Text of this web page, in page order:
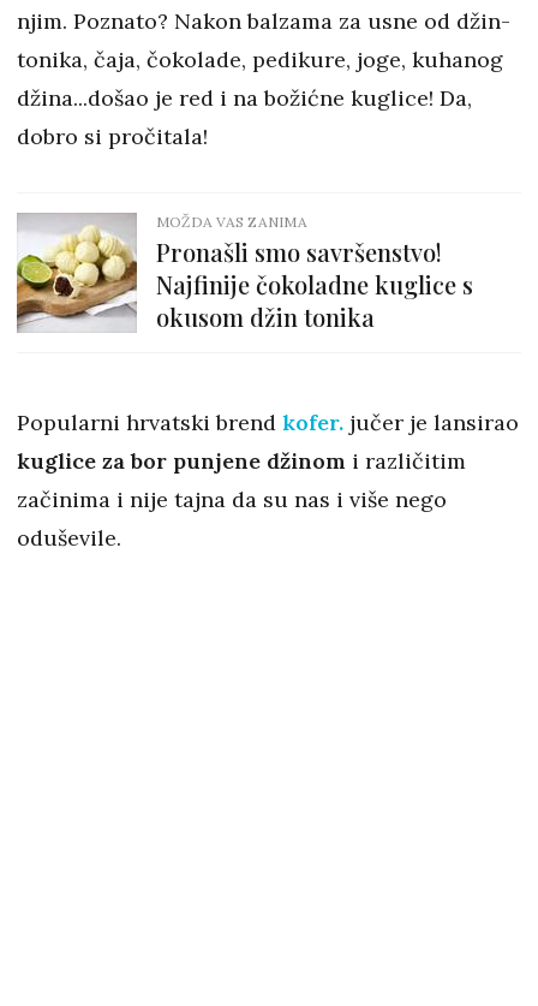
njim. Poznato? Nakon balzama za usne od džin-
tonika, čaja, čokolade, pedikure, joge, kuhanog
džina...došao je red i na božićne kuglice! Da,
dobro si pročitala!
MOŽDA VAS ZANIMA
Pronašli smo savršenstvo!
Najfinije čokoladne kuglice s
okusom džin tonika
Popularni hrvatski brend kofer. jučer je lansirao
kuglice za bor punjene džinom i različitim
začinima i nije tajna da su nas i više nego
oduševile.